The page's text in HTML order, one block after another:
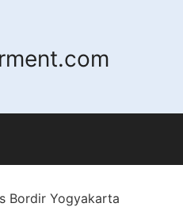
Bordir Yogyakarta